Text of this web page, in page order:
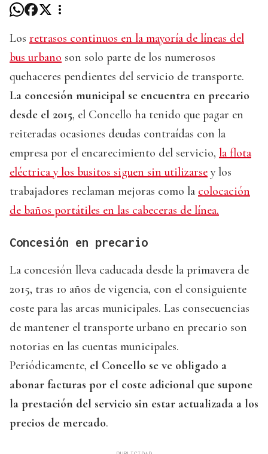
Los retrasos continuos en la mayoría de líneas del
bus urbano son solo parte de los numerosos
quehaceres pendientes del servicio de transporte.
La concesión municipal se encuentra en precario
desde el 2015, el Concello ha tenido que pagar en
reiteradas ocasiones deudas contraídas con la
empresa por el encarecimiento del servicio, la flota
eléctrica y los busitos siguen sin utilizarse y los
trabajadores reclaman mejoras como la colocación
de baños portátiles en las cabeceras de línea.
Concesión en precario
La concesión lleva caducada desde la primavera de
2015, tras 10 años de vigencia, con el consiguiente
coste para las arcas municipales. Las consecuencias
de mantener el transporte urbano en precario son
notorias en las cuentas municipales.
Periódicamente, el Concello se ve obligado a
abonar facturas por el coste adicional que supone
la prestación del servicio sin estar actualizada a los
precios de mercado.